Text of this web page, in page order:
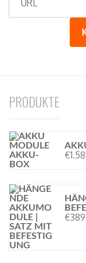
e
ePRODUKTE
€
€